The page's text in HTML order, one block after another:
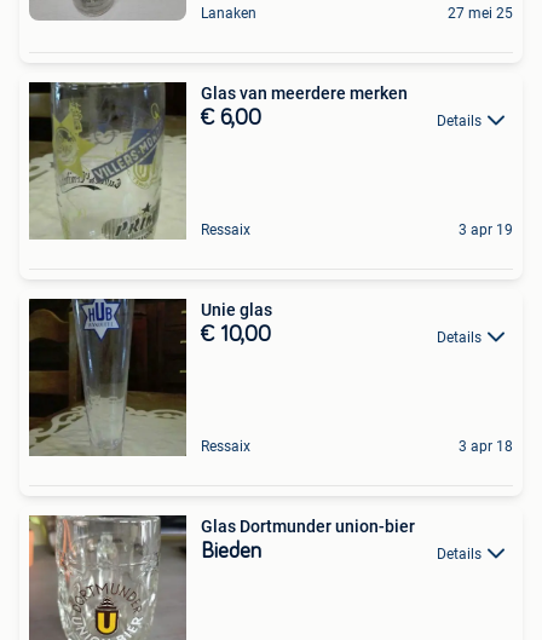
Lanaken 27 mei 25
Glas van meerdere merken
€ 6,00 Details
Ressaix 3 apr 19
Unie glas
€ 10,00 Details
Ressaix 3 apr 18
Glas Dortmunder union-bier
Bieden Details